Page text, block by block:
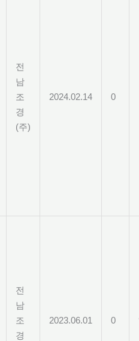
전
남
조
경
(주)
2024.02.14 0
전
남
조
경
2023.06.01 0